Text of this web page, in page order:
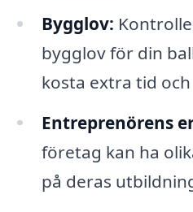
Bygglov:
bygglov för din
kosta extra tid
Entreprenörens
företag kan ha
på deras